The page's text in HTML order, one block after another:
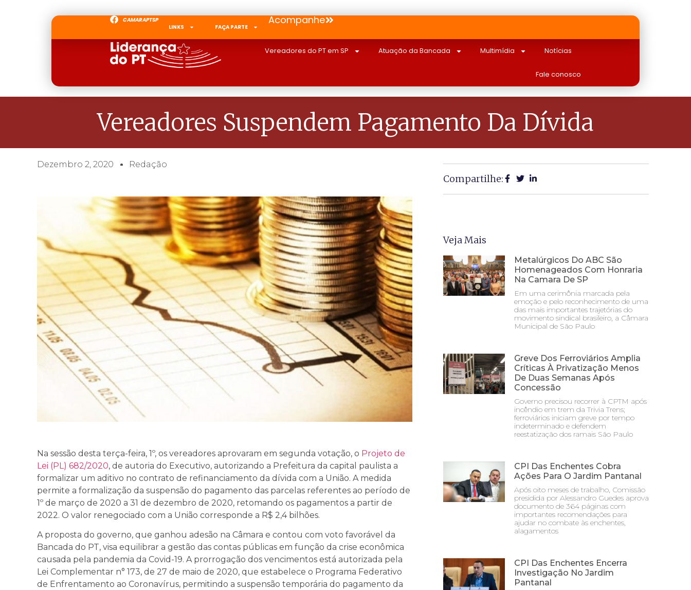
CAMARAPTSP
LINKS
FAÇA PARTE
Acompanhe
Vereadores do PT em SP Atuação da Bancada Multimídia Notícias
Fale conosco
Vereadores Suspendem Pagamento Da Dívida
Dezembro 2, 2020 Redação
Na sessão desta terça-feira, 1º, os vereadores aprovaram em segunda votação, o Projeto de
Lei (PL) 682/2020, de autoria do Executivo, autorizando a Prefeitura da capital paulista a
formalizar um aditivo no contrato de refinanciamento da dívida com a União. A medida
permite a formalização da suspensão do pagamento das parcelas referentes ao período de
1º de março de 2020 a 31 de dezembro de 2020, retomando os pagamentos a partir de
2022. O valor renegociado com a União corresponde a R$ 2,4 bilhões.
A proposta do governo, que ganhou adesão na Câmara e contou com voto favorável da
Bancada do PT, visa equilibrar a gestão das contas públicas em função da crise econômica
causada pela pandemia da Covid-19. A prorrogação dos vencimentos está autorizada pela
Lei Complementar n° 173, de 27 de maio de 2020, que estabelece o Programa Federativo
de Enfrentamento ao Coronavírus, permitindo a suspensão temporária do pagamento da
Compartilhe:
Veja Mais
Metalúrgicos Do ABC São
Homenageados Com Honraria
Na Camara De SP
Em uma cerimônia marcada pela
emoção e pelo reconhecimento de uma
das mais importantes trajetórias do
movimento sindical brasileiro, a Câmara
Municipal de São Paulo
Greve Dos Ferroviários Amplia
Críticas À Privatização Menos
De Duas Semanas Após
Concessão
Governo precisou recorrer à CPTM após
incêndio em trem da Trivia Trens;
ferroviários iniciam greve por tempo
indeterminado e defendem
reestatização dos ramais São Paulo
CPI Das Enchentes Cobra
Ações Para O Jardim Pantanal
Após oito meses de trabalho, Comissão
presidida por Alessandro Guedes aprova
documento de 364 páginas com
importantes recomendações para
ajudar no combate às enchentes,
alagamentos
CPI Das Enchentes Encerra
Investigação No Jardim
Pantanal